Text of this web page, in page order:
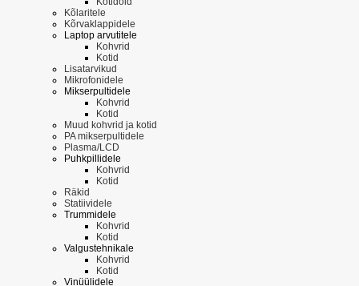
Kõlaritele
Kõrvaklappidele
Laptop arvutitele
Kohvrid
Kotid
Lisatarvikud
Mikrofonidele
Mikserpultidele
Kohvrid
Kotid
Muud kohvrid ja kotid
PA mikserpultidele
Plasma/LCD
Puhkpillidele
Kohvrid
Kotid
Räkid
Statiividele
Trummidele
Kohvrid
Kotid
Valgustehnikale
Kohvrid
Kotid
Vinüülidele